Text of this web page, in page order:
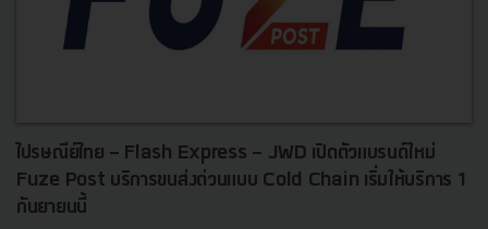
ไปรษณีย์ไทย - Flash Express - JWD เปิดตัวแบรนด์ใหม่
Fuze Post บริการขนส่งด่วนแบบ Cold Chain เริ่มให้บริการ 1
กันยายนนี้